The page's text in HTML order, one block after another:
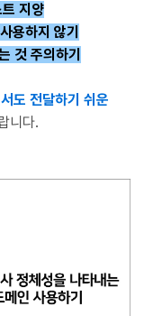
지양
용하지 않기
것 주의하기
도 전달하기 쉬운
니다.